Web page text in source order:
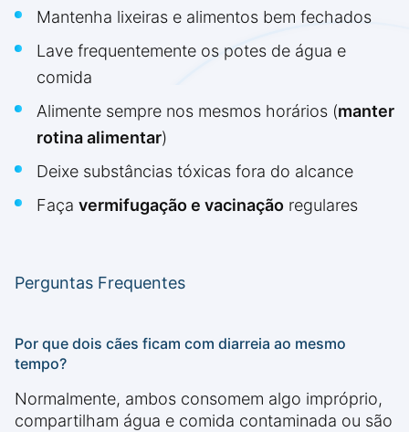
Mantenha lixeiras e alimentos bem fechados
Lave frequentemente os potes de água e
comida
Alimente sempre nos mesmos horários (manter
rotina alimentar)
Deixe substâncias tóxicas fora do alcance
Faça vermifugação e vacinação regulares
Perguntas Frequentes
Por que dois cães ficam com diarreia ao mesmo
tempo?
Normalmente, ambos consomem algo impróprio,
compartilham água e comida contaminada ou são